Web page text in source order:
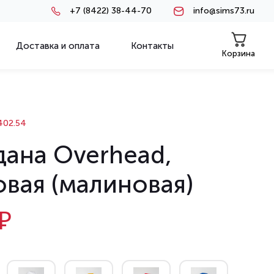
+7 (8422) 38-44-70 info@sims73.ru
Доставка и оплата Контакты
Корзина
Overhead,
(малиновая)